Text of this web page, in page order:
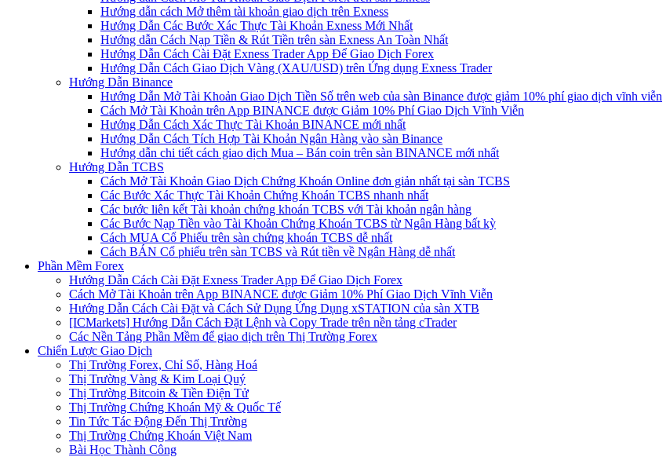
Hướng dẫn cách Mở thêm tài khoản giao dịch trên Exness
Hướng Dẫn Các Bước Xác Thực Tài Khoản Exness Mới Nhất
Hướng dẫn Cách Nạp Tiền & Rút Tiền trên sàn Exness An Toàn Nhất
Hướng Dẫn Cách Cài Đặt Exness Trader App Để Giao Dịch Forex
Hướng Dẫn Cách Giao Dịch Vàng (XAU/USD) trên Ứng dụng Exness Trader
Hướng Dẫn Binance
Hướng Dẫn Mở Tài Khoản Giao Dịch Tiền Số trên web của sàn Binance được giảm 10% phí giao dịch vĩnh viễn
Cách Mở Tài Khoản trên App BINANCE được Giảm 10% Phí Giao Dịch Vĩnh Viễn
Hướng Dẫn Cách Xác Thực Tài Khoản BINANCE mới nhất
Hướng Dẫn Cách Tích Hợp Tài Khoản Ngân Hàng vào sàn Binance
Hướng dẫn chi tiết cách giao dịch Mua – Bán coin trên sàn BINANCE mới nhất
Hướng Dẫn TCBS
Cách Mở Tài Khoản Giao Dịch Chứng Khoán Online đơn giản nhất tại sàn TCBS
Các Bước Xác Thực Tài Khoản Chứng Khoán TCBS nhanh nhất
Các bước liên kết Tài khoản chứng khoán TCBS với Tài khoản ngân hàng
Các Bước Nạp Tiền vào Tài Khoản Chứng Khoán TCBS từ Ngân Hàng bất kỳ
Cách MUA Cổ Phiếu trên sàn chứng khoán TCBS dễ nhất
Cách BÁN Cổ phiếu trên sàn TCBS và Rút tiền về Ngân Hàng dễ nhất
Phần Mềm Forex
Hướng Dẫn Cách Cài Đặt Exness Trader App Để Giao Dịch Forex
Cách Mở Tài Khoản trên App BINANCE được Giảm 10% Phí Giao Dịch Vĩnh Viễn
Hướng Dẫn Cách Cài Đặt và Cách Sử Dụng Ứng Dụng xSTATION của sàn XTB
[ICMarkets] Hướng Dẫn Cách Đặt Lệnh và Copy Trade trên nền tảng cTrader
Các Nền Tảng Phần Mềm để giao dịch trên Thị Trường Forex
Chiến Lược Giao Dịch
Thị Trường Forex, Chỉ Số, Hàng Hoá
Thị Trường Vàng & Kim Loại Quý
Thị Trường Bitcoin & Tiền Điện Tử
Thị Trường Chứng Khoán Mỹ & Quốc Tế
Tin Tức Tác Động Đến Thị Trường
Thị Trường Chứng Khoán Việt Nam
Bài Học Thành Công